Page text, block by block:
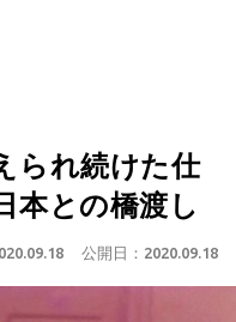
られ続けた仕
との橋渡し
公開日： 2020.09.18